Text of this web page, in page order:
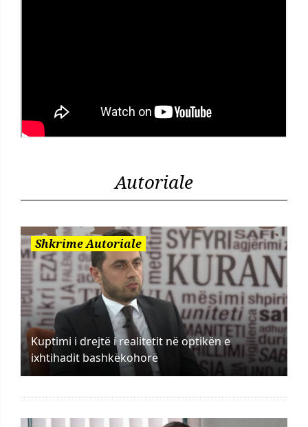
Autoriale
Shkrime Autoriale
Kuptimi i drejtë i realitetit në optikën e
ixhtihadit bashkëkohorë